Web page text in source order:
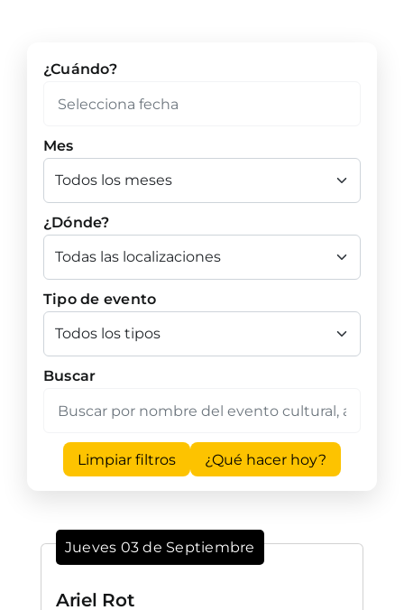
¿Cuándo?
Mes
¿Dónde?
Tipo de evento
Buscar
Limpiar filtros ¿Qué hacer hoy?
Jueves 03 de Septiembre
Ariel Rot